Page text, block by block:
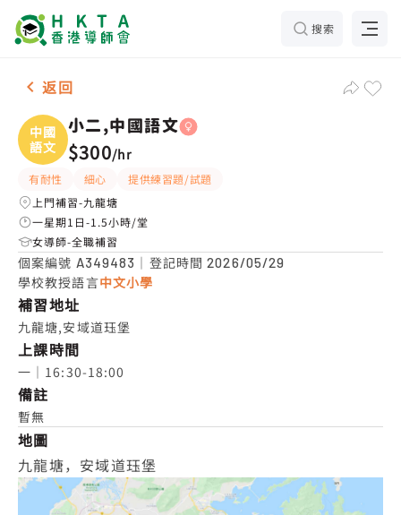
搜索
女-1名 小二,中國語文，九龍塘 補習推介
返回
中國
語文
小二,中國語文
$300/hr
有耐性 細心
提供練習題/試題
上門補習-九龍塘
一星期1日-1.5小時/堂
女導師-全職補習
個案編號 A349483 ｜登記時間2026/05/29
學校教授語言中文小學
補習地址
九龍塘,安域道珏堡
上課時間
一｜16:30-18:00
備註
暫無
地圖
九龍塘，安域道珏堡